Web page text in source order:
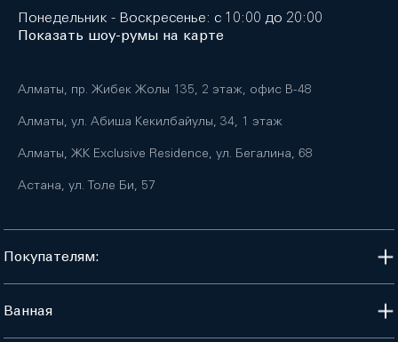
Понедельник - Воскресенье: с 10:00 до 20:00
Показать шоу-румы на карте
Алматы, пр. Жибек Жолы 135, 2 этаж, офис B-48
Алматы, ул. Абиша Кекилбайулы, 34, 1 этаж
Алматы, ЖК Exclusive Residence, ул. Бегалина, 68
Астана, ул. Толе Би, 57
Покупателям:
Ванная